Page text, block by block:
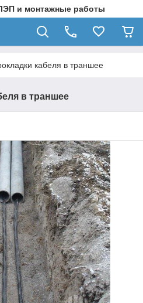
и монтажные работы
кабеля в траншее
в траншее